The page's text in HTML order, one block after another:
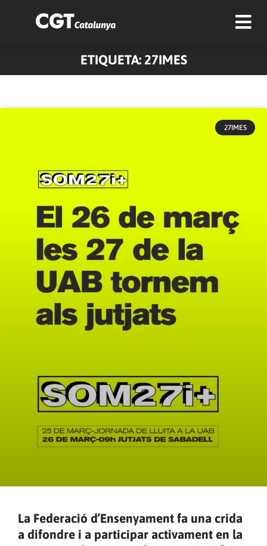
ETIQUETA: 27IMES
27IMES
La Federació d’Ensenyament fa una crida
a difondre i a participar activament en la